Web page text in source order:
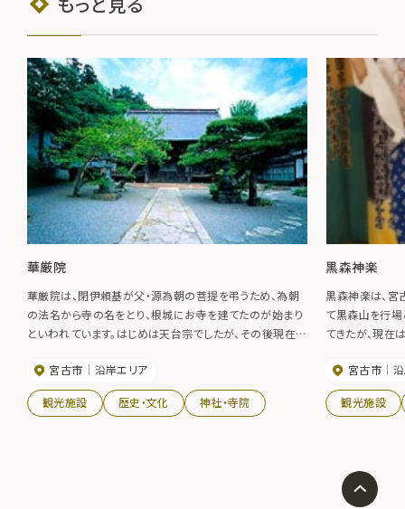
華厳院
華厳院は、閉伊頼基が父・源為朝の菩提を弔うため、為朝
の法名から寺の名をとり、根城にお寺を建てたのが始まり
といわれています。はじめは天台宗でしたが、その後現在地
にあい本道が焼け落ち、また、大正７年にも火災にあいま
した。現在の本堂などはその後に再建されたものです。
宮古市 沿岸エリア
観光施設 歴史・文化 神社・寺院
黒森神楽
黒森神楽は、
て黒森山を行
てきたが、現在
の伝統を神楽
集団であり、舞
祷、身がためな
宮古市
観光施設